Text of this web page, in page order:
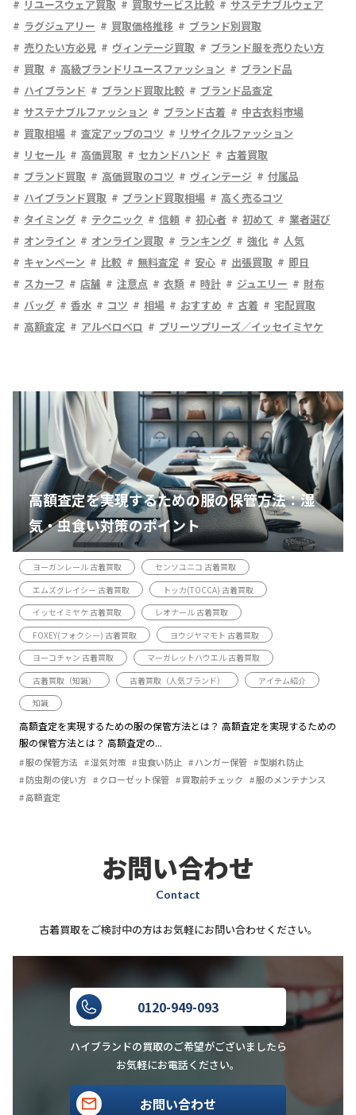
リユースウェア買取 買取サービス比較
サステナブルウェア
ラグジュアリー
買取価格推移
ブランド別買取
売りたい方必見
ヴィンテージ買取
ブランド服を売りたい方
買取
高級ブランドリユースファッション
ブランド品
ハイブランド
ブランド買取比較
ブランド品査定
サステナブルファッション
ブランド古着
中古衣料市場
買取相場
査定アップのコツ
リサイクルファッション
リセール
高価買取 セカンドハンド
古着買取
ブランド買取
高価買取のコツ ヴィンテージ
付属品
ハイブランド買取
ブランド買取相場
高く売るコツ
タイミング
テクニック 信頼 初心者 初めて
業者選び
オンライン
オンライン買取 ランキング 強化
人気
キャンペーン
比較 無料査定 安心 出張買取
即日
スカーフ
店舗 注意点 衣類 時計 ジュエリー
財布
バッグ
香水 コツ 相場 おすすめ 古着
宅配買取
高額査定
アルベロベロ プリーツプリーズ／イッセイミヤケ
高額査定を実現するための服の保管方法：湿
気・虫食い対策のポイント
ヨーガンレール 古着買取
センソユニコ 古着買取
エムズグレイシー 古着買取
トッカ(TOCCA) 古着買取
イッセイミヤケ 古着買取
レオナール 古着買取
FOXEY(フォクシー) 古着買取
ヨウジヤマモト 古着買取
ヨーコチャン 古着買取
マーガレットハウエル 古着買取
古着買取（知識）
古着買取（人気ブランド）
アイテム紹介
知識
高額査定を実現するための服の保管方法とは？ 高額査定を実現するための
服の保管方法とは？ 高額査定の...
服の保管方法 湿気対策 虫食い防止 ハンガー保管
型崩れ防止
防虫剤の使い方
クローゼット保管 買取前チェック
服のメンテナンス
高額査定
お問い合わせ
Contact
古着買取をご検討中の方はお気軽にお問い合わせください。
0120-949-093
ハイブランドの買取のご希望がございましたら
お気軽にお電話ください。
お問い合わせ